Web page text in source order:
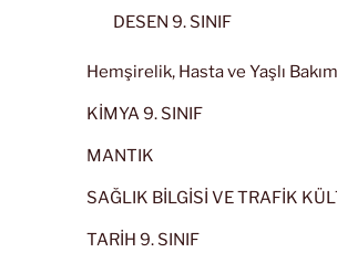
DESEN 9. SINIF
Hemşirelik, Hasta ve Yaşlı
KİMYA 9. SINIF
MANTIK
SAĞLIK BİLGİSİ VE TRAFİK
TARİH 9. SINIF